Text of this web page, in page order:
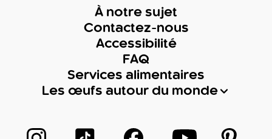
À notre sujet
Contactez-nous
Accessibilité
FAQ
Services alimentaires
Les œufs autour du monde
Suivez-nous sur Instagram
Suivez-nous sur TikTok
Suivez-nous sur Facebook
Suivez-nous sur